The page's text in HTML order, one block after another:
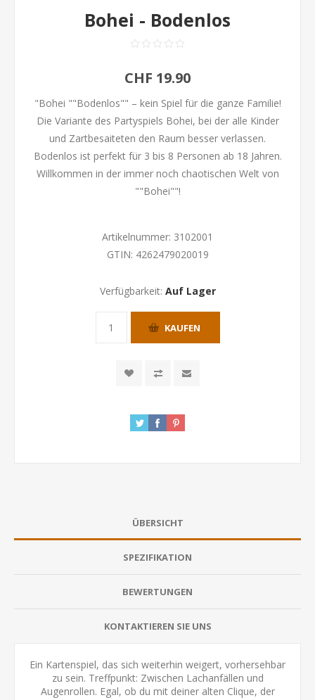
Bohei - Bodenlos
CHF 19.90
"Bohei ""Bodenlos"" – kein Spiel für die ganze Familie!
Die Variante des Partyspiels Bohei, bei der alle Kinder
und Zartbesaiteten den Raum besser verlassen.
Bodenlos ist perfekt für 3 bis 8 Personen ab 18 Jahren.
Willkommen in der immer noch chaotischen Welt von
""Bohei""!
Artikelnummer: 3102001
GTIN: 4262479020019
Verfügbarkeit: Auf Lager
KAUFEN
ÜBERSICHT
SPEZIFIKATION
BEWERTUNGEN
KONTAKTIEREN SIE UNS
Ein Kartenspiel, das sich weiterhin weigert, vorhersehbar
zu sein. Treffpunkt: Zwischen Lachanfällen und
Augenrollen. Egal, ob du mit deiner alten Clique, der